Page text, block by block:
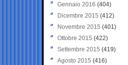
Gennaio 2016 (404)
Dicembre 2015 (412)
Novembre 2015 (401)
Ottobre 2015 (422)
Settembre 2015 (419)
Agosto 2015 (416)